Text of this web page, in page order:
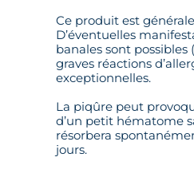
Ce produit est
D’éventuelles
banales sont possibles
graves réactions
exceptionnelles.
La piqûre peut
d’un petit hématome
résorbera
jours.